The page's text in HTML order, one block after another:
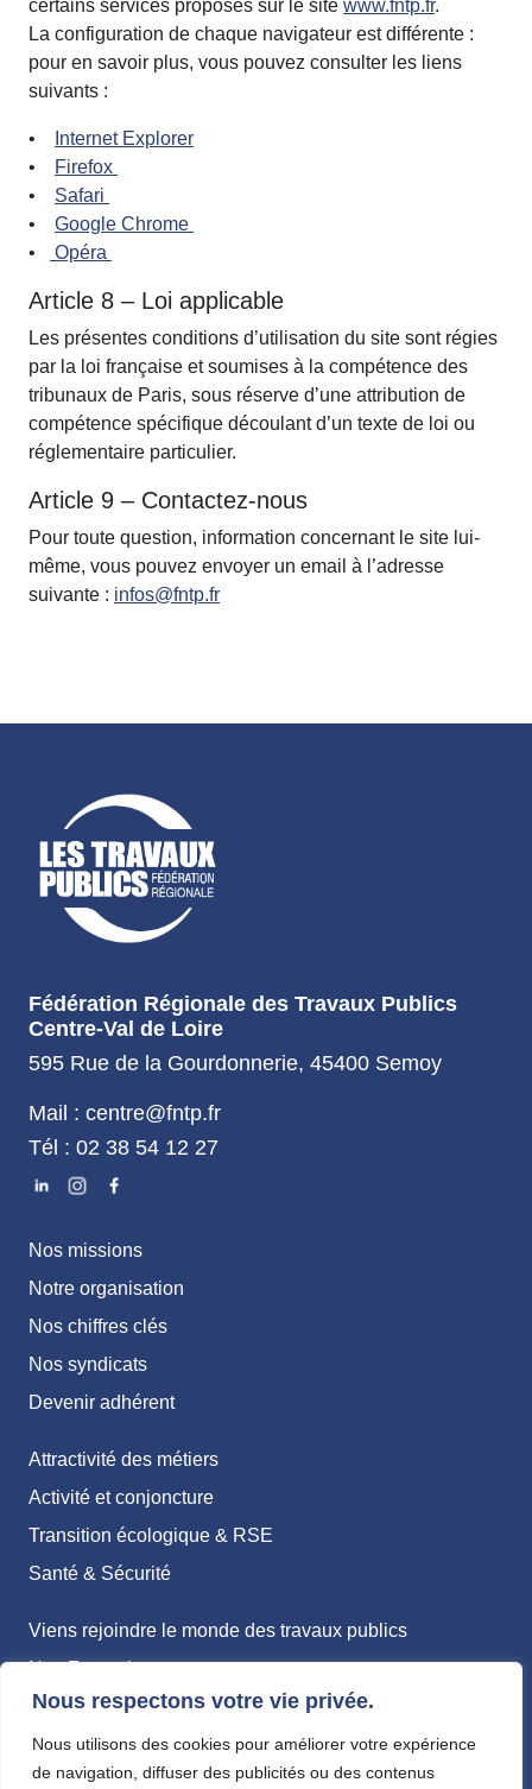
Nous respectons votre vie privée.
Nous utilisons des cookies pour améliorer votre expérience
de navigation, diffuser des publicités ou des contenus
certains services proposés sur le site www.fntp.fr.
La configuration de chaque navigateur est différente :
pour en savoir plus, vous pouvez consulter les liens
suivants :
•
Internet Explorer
•
Firefox
• Safari
• Google Chrome
•
Opéra
Article 8 – Loi applicable
Les présentes conditions d’utilisation du site sont régies
par la loi française et soumises à la compétence des
tribunaux de Paris, sous réserve d’une attribution de
compétence spécifique découlant d’un texte de loi ou
réglementaire particulier.
Article 9 – Contactez-nous
Pour toute question, information concernant le site lui-
même, vous pouvez envoyer un email à l’adresse
suivante : infos@fntp.fr
Fédération Régionale des Travaux Publics
Centre-Val de Loire
595 Rue de la Gourdonnerie, 45400 Semoy
Mail : centre@fntp.fr
Tél : 02 38 54 12 27
Nos missions
Notre organisation
Nos chiffres clés
Nos syndicats
Devenir adhérent
Attractivité des métiers
Activité et conjoncture
Transition écologique & RSE
Santé & Sécurité
Viens rejoindre le monde des travaux publics
Nos Formations
Métiers
Politique de confidentialité